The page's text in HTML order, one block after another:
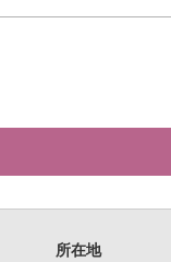
所在地